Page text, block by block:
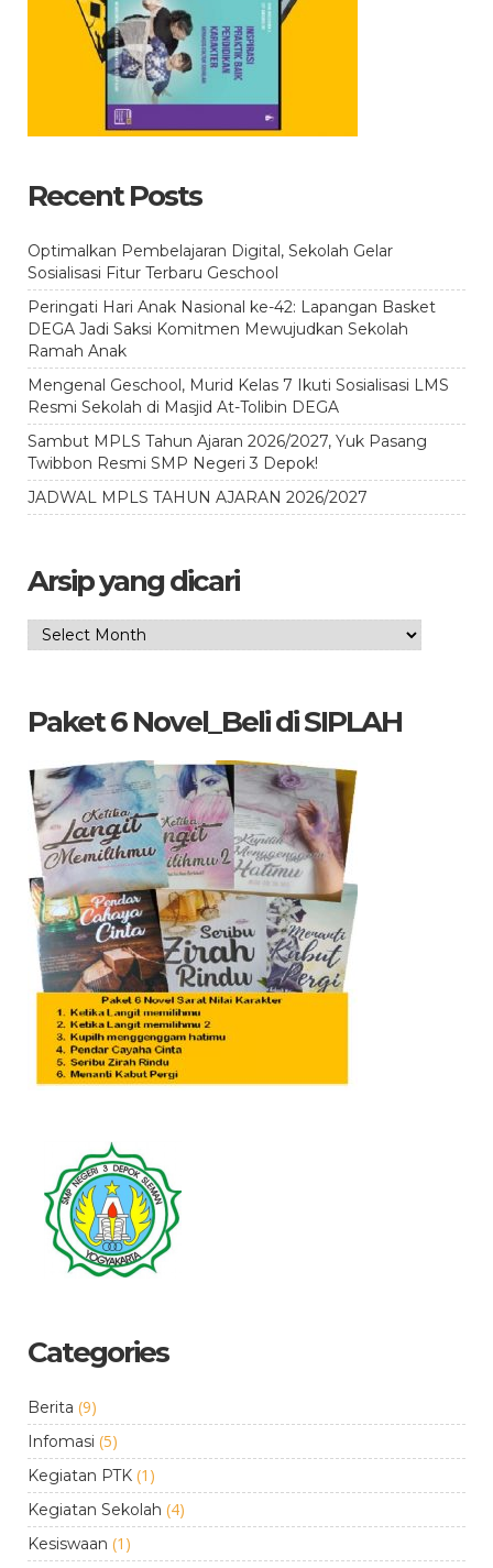
Recent Posts
Optimalkan Pembelajaran Digital, Sekolah Gelar
Sosialisasi Fitur Terbaru Geschool
Peringati Hari Anak Nasional ke-42: Lapangan Basket
DEGA Jadi Saksi Komitmen Mewujudkan Sekolah
Ramah Anak
Mengenal Geschool, Murid Kelas 7 Ikuti Sosialisasi LMS
Resmi Sekolah di Masjid At-Tolibin DEGA
Sambut MPLS Tahun Ajaran 2026/2027, Yuk Pasang
Twibbon Resmi SMP Negeri 3 Depok!
JADWAL MPLS TAHUN AJARAN 2026/2027
Arsip yang dicari
Arsip
Paket 6 Novel_Beli di SIPLAH
Categories
Berita (9)
Infomasi (5)
Kegiatan PTK (1)
Kegiatan Sekolah (4)
Kesiswaan (1)